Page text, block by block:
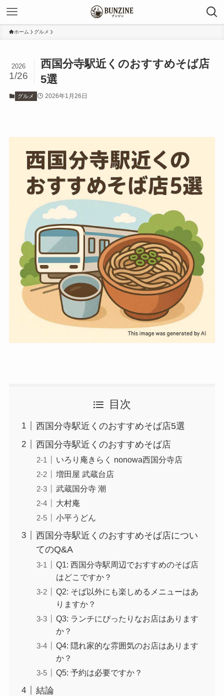
ホーム グルメ
西国分寺駅近くのおすすめそば店
5選
2026
1/26
グルメ 2026年1月26日
目次
西国分寺駅近くのおすすめそば店5選
西国分寺駅近くのおすすめそば店
いろり庵きらく nonowa西国分寺店
増田屋 武蔵台店
武蔵国分寺 潮
大村庵
小平うどん
西国分寺駅近くのおすすめそば店につい
てのQ&A
Q1: 西国分寺駅周辺でおすすめのそば店
はどこですか？
Q2: そば以外にも楽しめるメニューはあ
りますか？
Q3: ランチにぴったりなお店はあります
か？
Q4: 隠れ家的な雰囲気のお店はあります
か？
Q5: 予約は必要ですか？
結論